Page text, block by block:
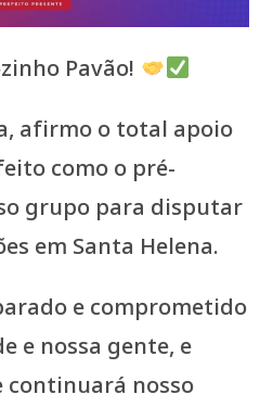
Pavão!
afirmo o total apoio
como o pré-
grupo para disputar
em Santa Helena.
e comprometido
e nossa gente, e
continuará nosso